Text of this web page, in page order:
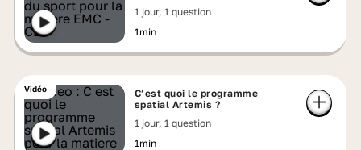
1 jour, 1 question
1min
Vidéo
C’est quoi le programme
spatial Artemis ?
1 jour, 1 question
1min